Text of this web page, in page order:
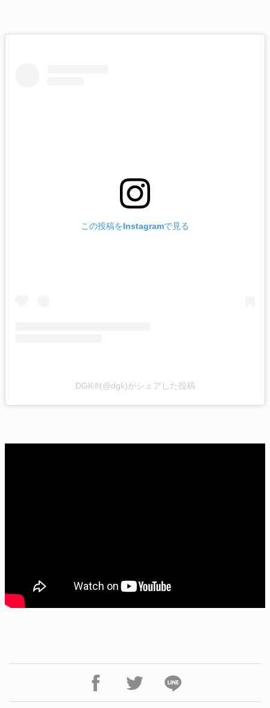
この投稿をInstagramで見る
DGK®(@dgk)がシェアした投稿